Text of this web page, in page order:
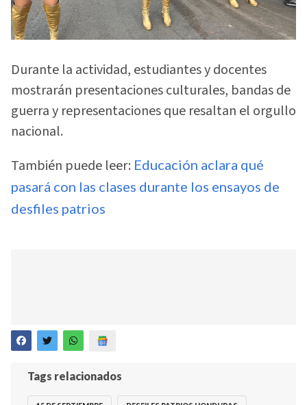
Durante la actividad, estudiantes y docentes
mostrarán presentaciones culturales, bandas de
guerra y representaciones que resaltan el orgullo
nacional.
También puede leer: Educación aclara qué
pasará con las clases durante los ensayos de
desfiles patrios
Tags relacionados